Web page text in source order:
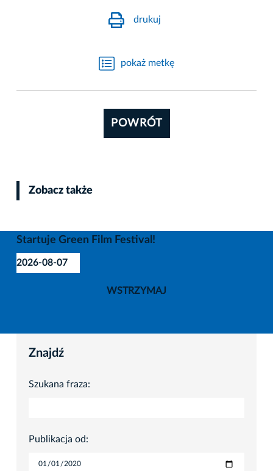
drukuj
pokaż metkę
POWRÓT
Zobacz także
Startuje Green Film Festival!
2026-08-07
WSTRZYMAJ
Znajdź
Szukana fraza:
Publikacja od: